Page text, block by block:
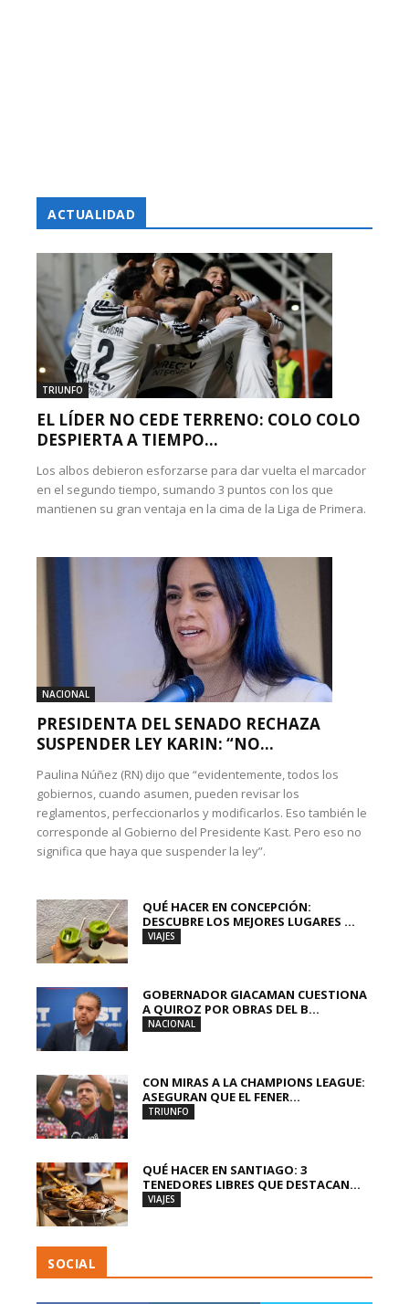
ACTUALIDAD
TRIUNFO
EL LÍDER NO CEDE TERRENO: COLO COLO
DESPIERTA A TIEMPO...
Los albos debieron esforzarse para dar vuelta el marcador
en el segundo tiempo, sumando 3 puntos con los que
mantienen su gran ventaja en la cima de la Liga de Primera.
NACIONAL
PRESIDENTA DEL SENADO RECHAZA
SUSPENDER LEY KARIN: “NO...
Paulina Núñez (RN) dijo que “evidentemente, todos los
gobiernos, cuando asumen, pueden revisar los
reglamentos, perfeccionarlos y modificarlos. Eso también le
corresponde al Gobierno del Presidente Kast. Pero eso no
significa que haya que suspender la ley”.
QUÉ HACER EN CONCEPCIÓN:
DESCUBRE LOS MEJORES LUGARES ...
VIAJES
GOBERNADOR GIACAMAN CUESTIONA
A QUIROZ POR OBRAS DEL B...
NACIONAL
CON MIRAS A LA CHAMPIONS LEAGUE:
ASEGURAN QUE EL FENER...
TRIUNFO
QUÉ HACER EN SANTIAGO: 3
TENEDORES LIBRES QUE DESTACAN...
VIAJES
SOCIAL